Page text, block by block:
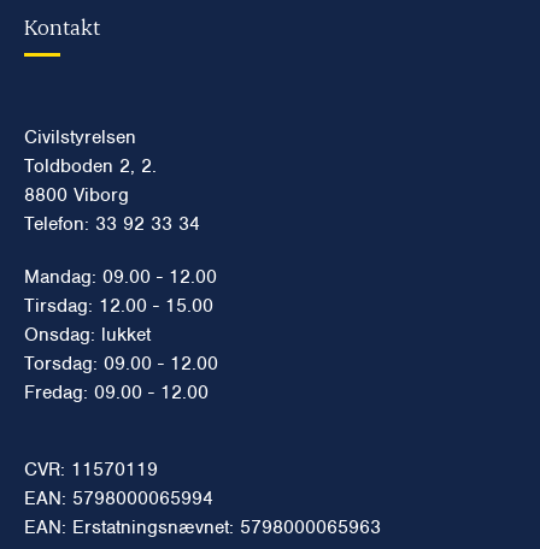
Kontakt
Civilstyrelsen
Toldboden 2, 2.
8800 Viborg
Telefon: 33 92 33 34
Mandag: 09.00 - 12.00
Tirsdag: 12.00 - 15.00
Onsdag: lukket
Torsdag: 09.00 - 12.00
Fredag: 09.00 - 12.00
CVR: 11570119
EAN: 5798000065994
EAN: Erstatningsnævnet: 5798000065963